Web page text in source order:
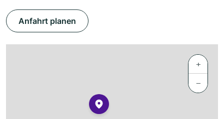
Anfahrt planen
+
−